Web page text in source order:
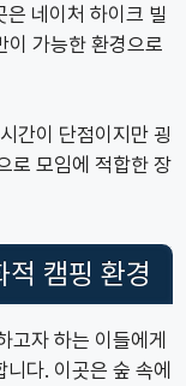
네이처 하이크 빌
이 가능한 환경으로
간이 단점이지만 굉
로 모임에 적합한 장
캠핑 환경
고자 하는 이들에게
다. 이곳은 숲 속에